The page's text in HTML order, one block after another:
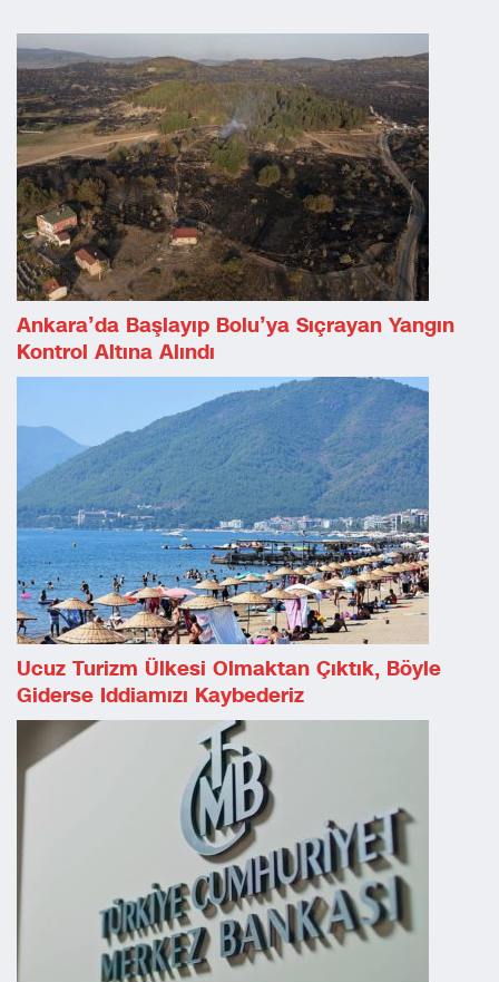
Ankara’da Başlayıp Bolu’ya Sıçrayan Yangın
Kontrol Altına Alındı
Ucuz Turizm Ülkesi Olmaktan Çıktık, Böyle
Giderse Iddiamızı Kaybederiz